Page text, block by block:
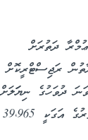
ދަތުރަށް
ރަޖިސްޓްރީކޮށް
ދައްކާފައިވެއެވެ. ޢުމްރާ ދަތުރަށް އެދި ރަޖިސްޓްރީކުރުމުގެ ފުރުސަތު މިމަހުގެ 14 ވަނަ ދުވަހުގެ ނިޔަަލަށް
ވަނީ ހުޅުވާލާފައެވެ. ރަމަޟާން މަހުގެ ފަހު ފަނަރައިގައި ކުރުމަށް ހަމަޖެހިފަިއވާ ޢުމްރާ ދަތުރުގެ އަގަކީ 39،965